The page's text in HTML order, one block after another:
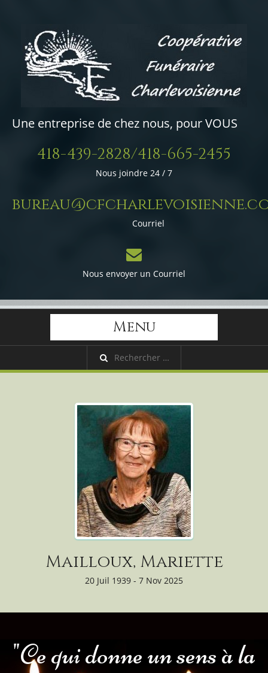
Une entreprise de chez nous, pour VOUS
418-439-2828/418-665-2455
Nous joindre 24 / 7
Courriel
Nous envoyer un Courriel
Menu
Mailloux, Mariette
20 Juil 1939 - 7 Nov 2025
"Ce qui donne un sens à la